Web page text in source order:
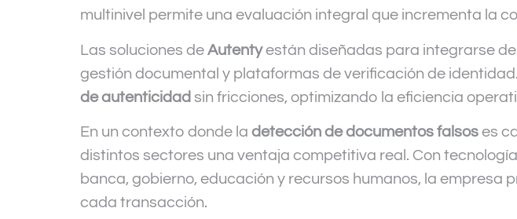
multinivel permite una evaluación integral que incrementa la
Las soluciones de Autentyestán diseñadas para integrarse
gestión documental y plataformas de verificación de
de autenticidad sin fricciones, optimizando la eficiencia
En un contexto donde la detección de documentos falsos es
distintos sectores una ventaja competitiva real. Con
banca, gobierno, educación y recursos humanos, la
cada transacción.